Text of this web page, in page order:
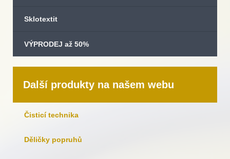
Sklotextit
VÝPRODEJ až 50%
Další produkty na našem webu
Čisticí technika
Děličky popruhů